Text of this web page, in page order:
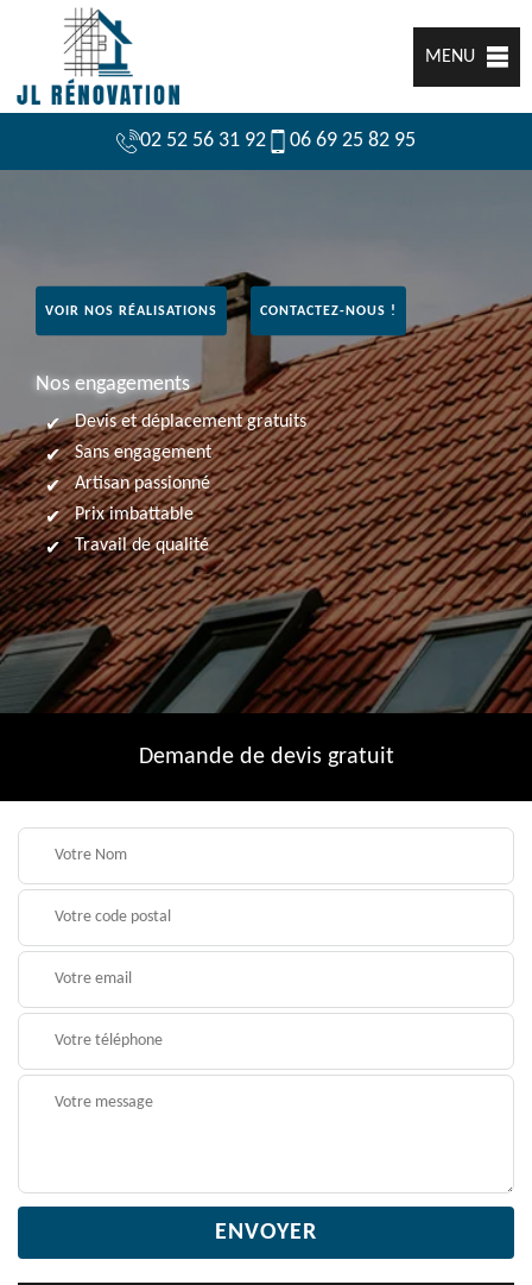
MENU
02 52 56 31 92 06 69 25 82 95
VOIR NOS RÉALISATIONS CONTACTEZ-NOUS !
Nos engagements
Devis et déplacement gratuits
Sans engagement
Artisan passionné
Prix imbattable
Travail de qualité
Demande de devis gratuit